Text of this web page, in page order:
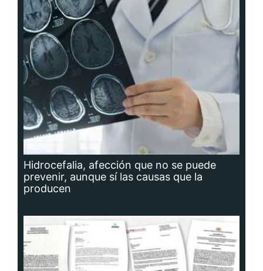
Hidrocefalia, afección que no se puede
prevenir, aunque sí las causas que la
producen